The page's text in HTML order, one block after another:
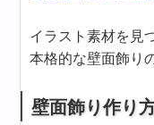
イラスト素材を見
本格的な壁面飾り
壁面飾り作り